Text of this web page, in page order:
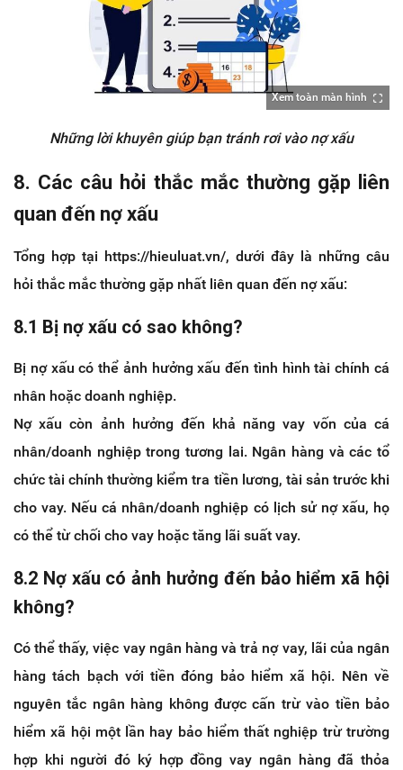
Xem toàn màn hình
Những lời khuyên giúp bạn tránh rơi vào nợ xấu
8. Các câu hỏi thắc mắc thường gặp liên
quan đến nợ xấu
Tổng hợp tại https://hieuluat.vn/, dưới đây là những câu
hỏi thắc mắc thường gặp nhất liên quan đến nợ xấu:
8.1 Bị nợ xấu có sao không?
Bị nợ xấu có thể ảnh hưởng xấu đến tình hình tài chính cá
nhân hoặc doanh nghiệp.
Nợ xấu còn ảnh hưởng đến khả năng vay vốn của cá
nhân/doanh nghiệp trong tương lai. Ngân hàng và các tổ
chức tài chính thường kiểm tra tiền lương, tài sản trước khi
cho vay. Nếu cá nhân/doanh nghiệp có lịch sử nợ xấu, họ
có thể từ chối cho vay hoặc tăng lãi suất vay.
8.2 Nợ xấu có ảnh hưởng đến bảo hiểm xã hội
không?
Có thể thấy, việc vay ngân hàng và trả nợ vay, lãi của ngân
hàng tách bạch với tiền đóng bảo hiểm xã hội. Nên về
nguyên tắc ngân hàng không được cấn trừ vào tiền bảo
hiểm xã hội một lần hay bảo hiểm thất nghiệp trừ trường
hợp khi người đó ký hợp đồng vay ngân hàng đã thỏa